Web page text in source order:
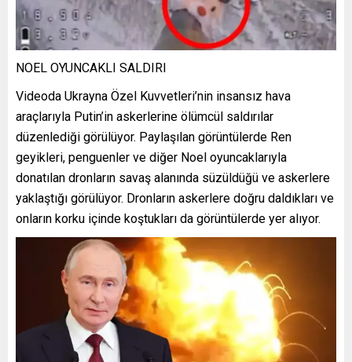
NOEL OYUNCAKLI SALDIRI
Videoda Ukrayna Özel Kuvvetleri’nin insansız hava
araçlarıyla Putin’in askerlerine ölümcül saldırılar
düzenlediği görülüyor. Paylaşılan görüntülerde Ren
geyikleri, penguenler ve diğer Noel oyuncaklarıyla
donatılan dronların savaş alanında süzüldüğü ve askerlere
yaklaştığı görülüyor. Dronların askerlere doğru daldıkları ve
onların korku içinde koştukları da görüntülerde yer alıyor.